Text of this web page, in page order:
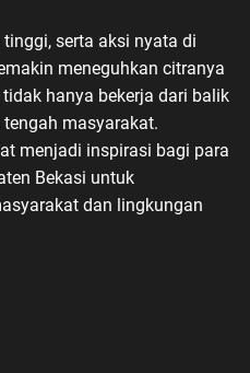
serta aksi nyata di
meneguhkan citranya
hanya bekerja dari balik
masyarakat.
menjadi inspirasi bagi para
Bekasi untuk
dan lingkungan